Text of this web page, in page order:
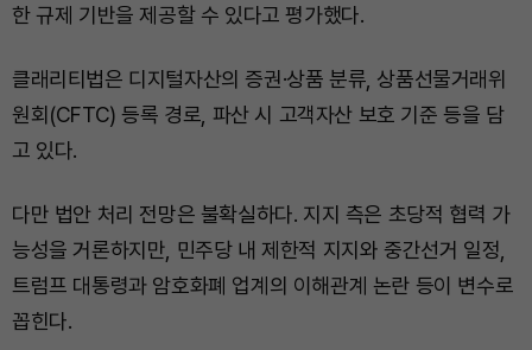
한 규제 기반을 제공할 수 있다고 평가했다.
클래리티법은 디지털자산의 증권·상품 분류, 상품선물거래위
원회(CFTC) 등록 경로, 파산 시 고객자산 보호 기준 등을 담
고 있다.
다만 법안 처리 전망은 불확실하다. 지지 측은 초당적 협력 가
능성을 거론하지만, 민주당 내 제한적 지지와 중간선거 일정,
트럼프 대통령과 암호화폐 업계의 이해관계 논란 등이 변수로
꼽힌다.